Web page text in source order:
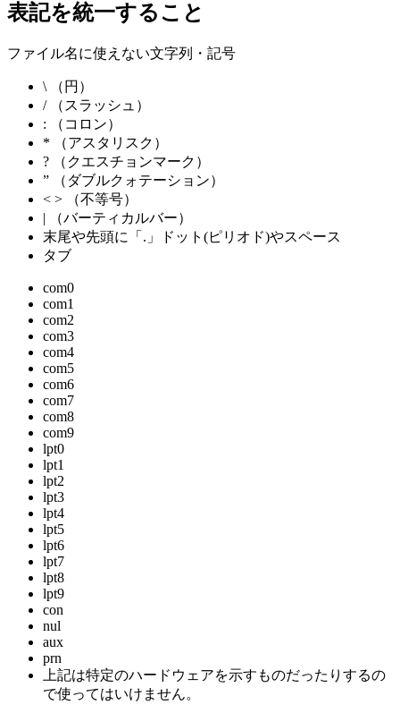
表記を統一すること
ファイル名に使えない文字列・記号
\ （円）
/ （スラッシュ）
: （コロン）
* （アスタリスク）
? （クエスチョンマーク）
” （ダブルクォテーション）
< > （不等号）
| （バーティカルバー）
末尾や先頭に「.」ドット(ピリオド)やスペース
タブ
com0
com1
com2
com3
com4
com5
com6
com7
com8
com9
lpt0
lpt1
lpt2
lpt3
lpt4
lpt5
lpt6
lpt7
lpt8
lpt9
con
nul
aux
prn
上記は特定のハードウェアを示すものだったりするの
で使ってはいけません。